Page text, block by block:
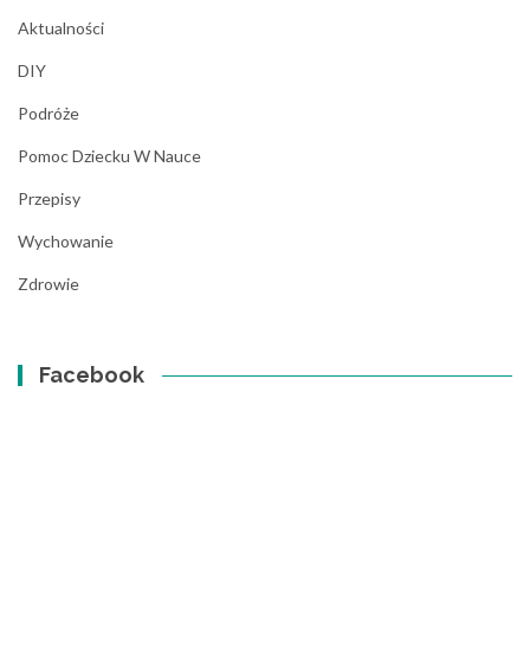
Aktualności
DIY
Podróże
Pomoc Dziecku W Nauce
Przepisy
Wychowanie
Zdrowie
Facebook